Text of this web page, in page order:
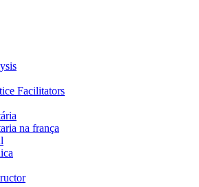
Facilitators
na frança